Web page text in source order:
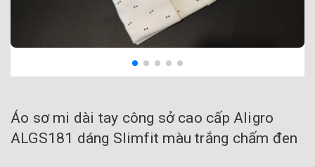
Áo sơ mi dài tay công sở cao cấp Aligro
ALGS181 dáng Slimfit màu trắng chấm đen